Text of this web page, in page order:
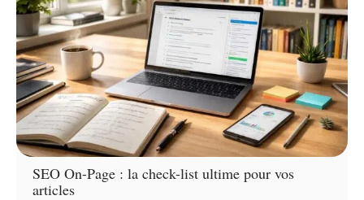
SEO On-Page : la check-list ultime pour vos
articles